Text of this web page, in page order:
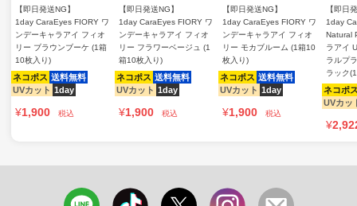
【即日発送NG】
1day CaraEyes FIORY ワ
ンデーキャラアイ フィオ
リー ブラウンブーケ (1箱
10枚入り)
ネコポス 送料無料
UVカット 1day
¥1,900 税込
【即日発送NG】
1day CaraEyes FIORY ワ
ンデーキャラアイ フィオ
リー フラワーベージュ (1
箱10枚入り)
ネコポス 送料無料
UVカット 1day
¥1,900 税込
【即日発送NG】
1day CaraEyes FIORY ワ
ンデーキャラアイ フィオ
リー モカブルーム (1箱10
枚入り)
ネコポス 送料無料
UVカット 1day
¥1,900 税込
【即日
1day
Natural
ラアイ
ラルプ
ラック
ネコポ
UVカッ
¥